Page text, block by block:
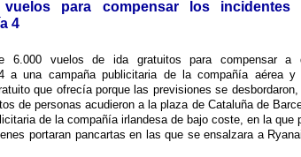
vuelos para compensar los
4
6.000 vuelos de ida gratuitos para compensar a
a una campaña publicitaria de la compañí­a aérea y
que ofrecí­a porque las previsiones se desbordaron,
de personas acudieron a la plaza de Cataluña de
de la compañí­a irlandesa de bajo coste, en la que
portaran pancartas en las que se ensalzara a